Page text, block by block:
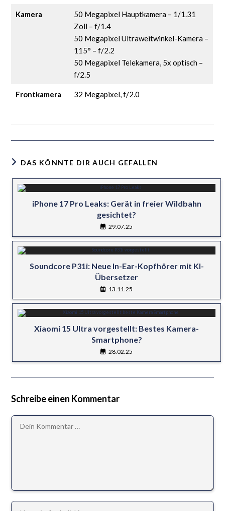
Kamera
50 Megapixel Hauptkamera – 1/1.31
Zoll – f/1.4
50 Megapixel Ultraweitwinkel-Kamera –
115° – f/2.2
50 Megapixel Telekamera, 5x optisch –
f/2.5
Frontkamera 32 Megapixel, f/2.0
DAS KÖNNTE DIR AUCH GEFALLEN
iPhone 17 Pro Leaks: Gerät in freier Wildbahn
gesichtet?
29.07.25
Soundcore P31i: Neue In-Ear-Kopfhörer mit KI-
Übersetzer
13.11.25
Xiaomi 15 Ultra vorgestellt: Bestes Kamera-
Smartphone?
28.02.25
Schreibe einen Kommentar